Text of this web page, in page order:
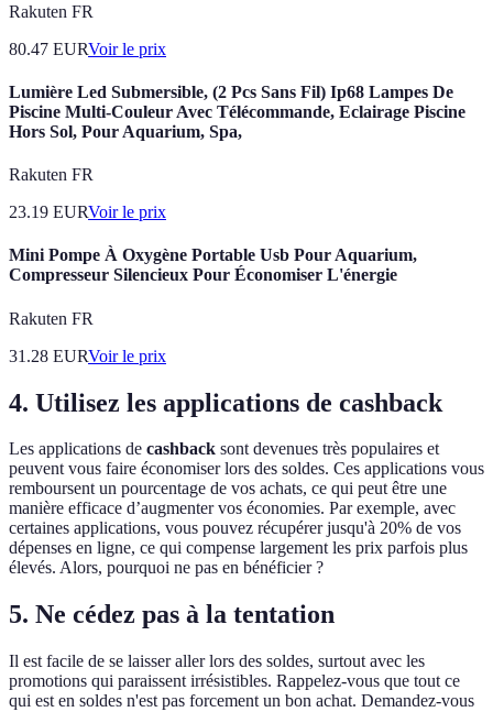
Rakuten FR
80.47 EURVoir le prix
Lumière Led Submersible, (2 Pcs Sans Fil) Ip68 Lampes De
Piscine Multi-Couleur Avec Télécommande, Eclairage Piscine
Hors Sol, Pour Aquarium, Spa,
Rakuten FR
23.19 EURVoir le prix
Mini Pompe À Oxygène Portable Usb Pour Aquarium,
Compresseur Silencieux Pour Économiser L'énergie
Rakuten FR
31.28 EURVoir le prix
4. Utilisez les applications de cashback
Les applications de cashback sont devenues très populaires et
peuvent vous faire économiser lors des soldes. Ces applications vous
remboursent un pourcentage de vos achats, ce qui peut être une
manière efficace d’augmenter vos économies. Par exemple, avec
certaines applications, vous pouvez récupérer jusqu'à 20% de vos
dépenses en ligne, ce qui compense largement les prix parfois plus
élevés. Alors, pourquoi ne pas en bénéficier ?
5. Ne cédez pas à la tentation
Il est facile de se laisser aller lors des soldes, surtout avec les
promotions qui paraissent irrésistibles. Rappelez-vous que tout ce
qui est en soldes n'est pas forcement un bon achat. Demandez-vous